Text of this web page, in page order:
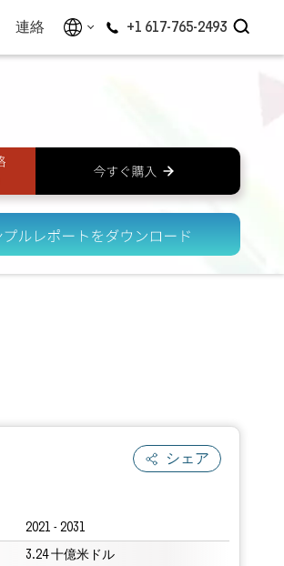
連絡 +1 617-765-2493
シェア
2021 - 2031
3.24 十億米ドル